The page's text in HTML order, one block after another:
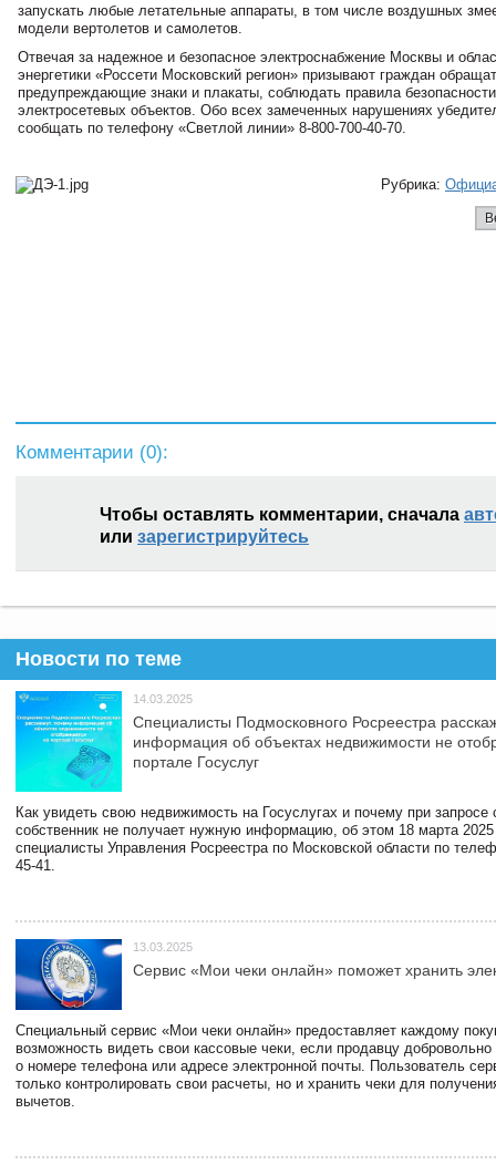
запускать любые летательные аппараты, в том числе воздушных
модели вертолетов и самолетов.
Отвечая за надежное и безопасное электроснабжение Москвы и
энергетики «Россети Московский регион» призывают граждан
предупреждающие знаки и плакаты, соблюдать правила
электросетевых объектов. Обо всех замеченных нарушениях
сообщать по телефону «Светлой линии» 8-800-700-40-70.
Рубрика:
Комментарии (0):
Чтобы оставлять комментарии, сначала
или зарегистрируйтесь
Новости по теме
14.03.2025
Специалисты Подмосковного Росреестра
информация об объектах недвижимости не
портале Госуслуг
Как увидеть свою недвижимость на Госуслугах и почему при запросе
собственник не получает нужную информацию, об этом 18 марта 2025
специалисты Управления Росреестра по Московской области по
45-41.
13.03.2025
Сервис «Мои чеки онлайн» поможет хранить
Специальный сервис «Мои чеки онлайн» предоставляет каждому
возможность видеть свои кассовые чеки, если продавцу
о номере телефона или адресе электронной почты. Пользователь
только контролировать свои расчеты, но и хранить чеки для
вычетов.